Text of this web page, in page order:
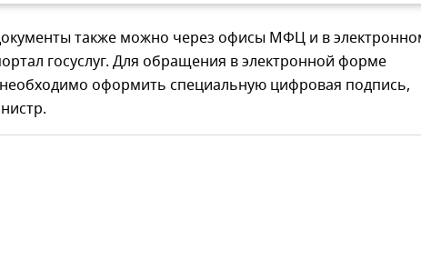
также можно через офисы МФЦ и в
госуслуг. Для обращения в электронной форме
оформить специальную цифровая подпись,